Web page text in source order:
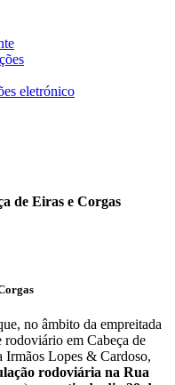
eletrónico
de Eiras e Corgas
no âmbito da empreitada
rodoviário em Cabeça de
Irmãos Lopes & Cardoso,
rodoviária na Rua